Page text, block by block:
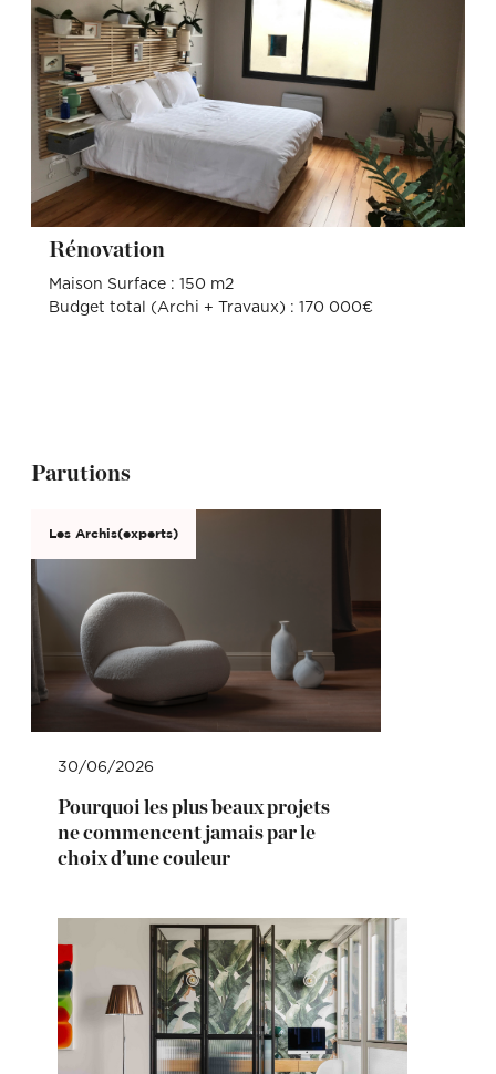
Rénovation
Maison Surface : 150 m2
Budget total (Archi + Travaux) : 170 000€
Parutions
Les Archis(experts)
30/06/2026
Pourquoi les plus beaux projets
ne commencent jamais par le
choix d’une couleur